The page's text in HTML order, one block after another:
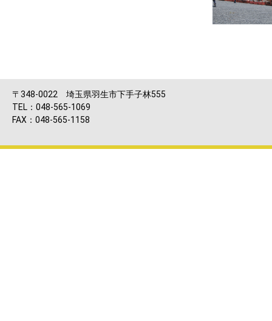
〒348-0022 埼玉県羽生市下手子林555
TEL：048-565-1069
FAX：048-565-1158